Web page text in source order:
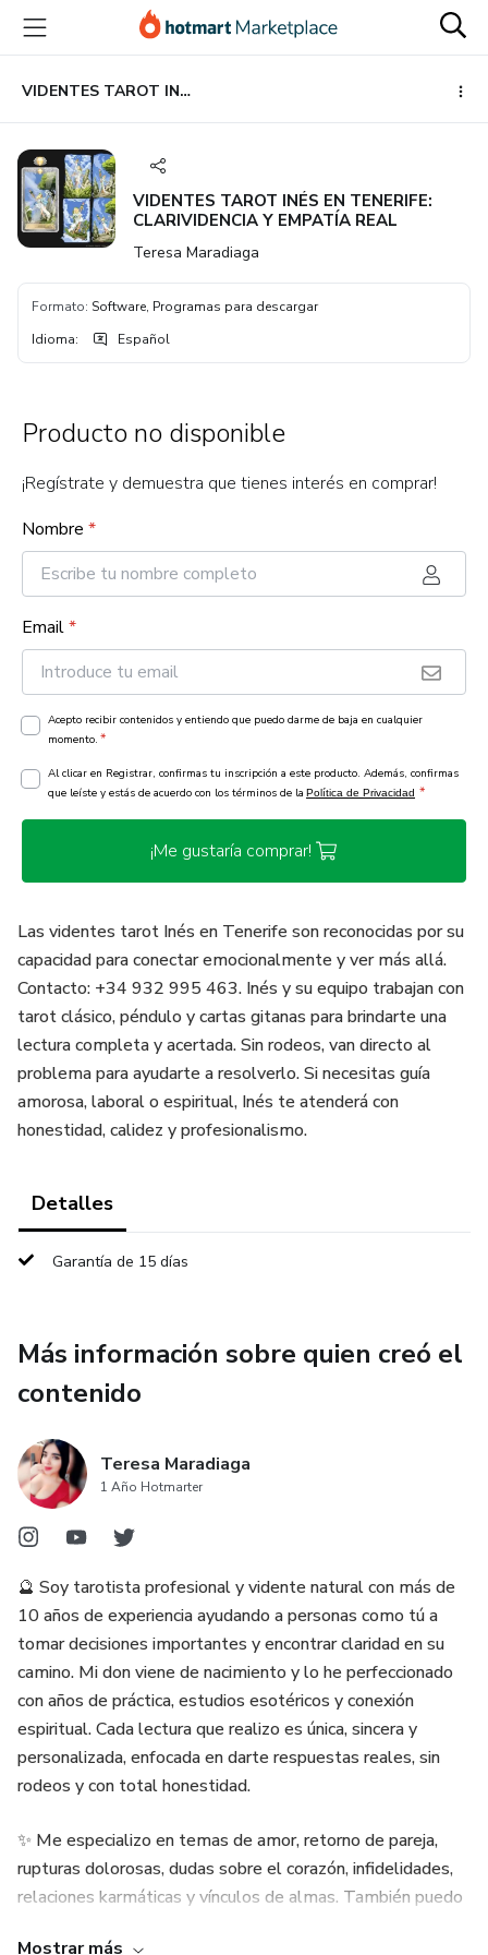
principal
página
de
página
VIDENTES TAROT INÉS EN TENERIFE: CLARIVIDENCIA Y EMPATÍA REAL
VIDENTES TAROT INÉS EN TENERIFE:
CLARIVIDENCIA Y EMPATÍA REAL
Teresa Maradiaga
Formato: Software, Programas para descargar
Idioma: Español
Producto no disponible
¡Regístrate y demuestra que tienes interés en comprar!
Nombre *
Email*
Acepto recibir contenidos y entiendo que puedo darme de baja en cualquier
momento. *
Al clicar en Registrar, confirmas tu inscripción a este producto. Además, confirmas
que leíste y estás de acuerdo con los términos de la Política de Privacidad *
¡Me gustaría comprar!
Las videntes tarot Inés en Tenerife son reconocidas por su
capacidad para conectar emocionalmente y ver más allá.
Contacto: +34 932 995 463. Inés y su equipo trabajan con
tarot clásico, péndulo y cartas gitanas para brindarte una
lectura completa y acertada. Sin rodeos, van directo al
problema para ayudarte a resolverlo. Si necesitas guía
amorosa, laboral o espiritual, Inés te atenderá con
honestidad, calidez y profesionalismo.
Detalles
Garantía de 15 días
Más información sobre quien creó el
contenido
Teresa Maradiaga
1 Año Hotmarter
🔮 Soy tarotista profesional y vidente natural con más de
10 años de experiencia ayudando a personas como tú a
tomar decisiones importantes y encontrar claridad en su
camino. Mi don viene de nacimiento y lo he perfeccionado
con años de práctica, estudios esotéricos y conexión
espiritual. Cada lectura que realizo es única, sincera y
personalizada, enfocada en darte respuestas reales, sin
rodeos y con total honestidad.
✨ Me especializo en temas de amor, retorno de pareja,
rupturas dolorosas, dudas sobre el corazón, infidelidades,
relaciones karmáticas y vínculos de almas. También puedo
Mostrar más